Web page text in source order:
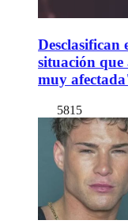
Desclasifican
situación
muy
5815